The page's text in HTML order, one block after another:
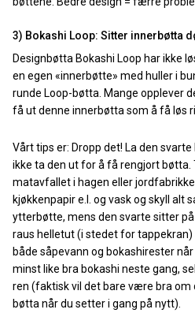
3) Bokashi Loop: Sitter innerbøtta
Designbøtta Bokashi Loop har ikke
en egen «innerbøtte» med huller i
runde Loop-bøtta. Mange opplever
få ut denne innerbøtta som å få løs
Vårt tips er: Dropp det! La den svarte
ikke ta den ut for å få rengjort
matavfallet i hagen eller
kjøkkenpapir e.l. og vask og skyll alt
ytterbøtte, mens den svarte sitter
raus helletut (i stedet for
både såpevann og bokashirester
minst like bra bokashi neste gang,
ren (faktisk vil det bare være bra om
bøtta når du setter i gang på nytt).